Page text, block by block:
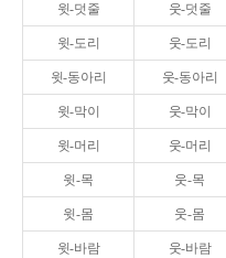
윗-덧줄 웃-덧줄
윗-도리 웃-도리
윗-동아리 웃-동아리
윗-막이 웃-막이
윗-머리 웃-머리
윗-목 웃-목
윗-몸 웃-몸
윗-바람 웃-바람